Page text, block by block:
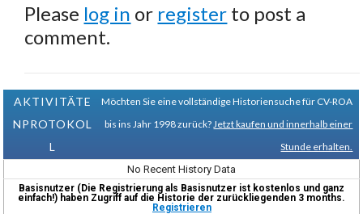
Please log in or register to post a
comment.
AKTIVITÄTE
NPROTOKOL
L
Möchten Sie eine vollständige Historiensuche für CV-ROA
bis ins Jahr 1998 zurück? Jetzt kaufen und innerhalb einer
Stunde erhalten.
No Recent History Data
Basisnutzer (Die Registrierung als Basisnutzer ist kostenlos und ganz
einfach!) haben Zugriff auf die Historie der zurückliegenden 3 months.
Registrieren